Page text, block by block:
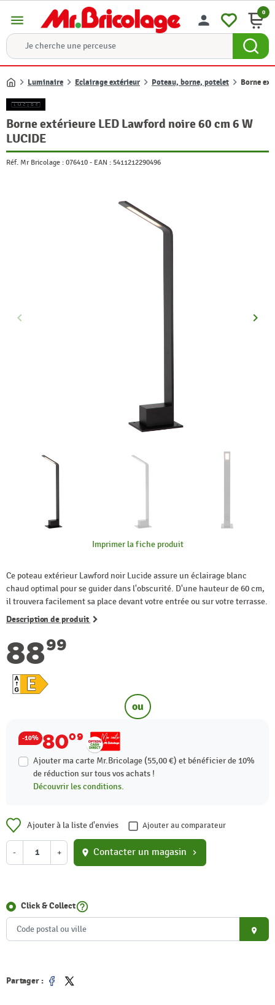
menu person 0
Accueil
Luminaire Eclairage extérieur Poteau, borne, potelet Borne
Borne extérieure LED Lawford noire 60 cm 6 W
LUCIDE
Réf. Mr Bricolage : 076410 - EAN : 5411212290496
Précédent
keyboard_arrow_left keyboard_arrow_right
Imprimer la fiche produit
Ce poteau extérieur Lawford noir Lucide assure un éclairage blanc
chaud optimal pour se guider dans l'obscurité. D'une hauteur de 60 cm,
il trouvera facilement sa place devant votre entrée ou sur votre terrasse.
Description de produit
8899
ou
-10% 8009
Ajouter ma carte Mr.Bricolage (55,00 €) et bénéficier de 10%
de réduction sur tous vos achats !
Découvrir les conditions.
Ajouter à la liste d'envies Ajouter au comparateur
- + location_on Contacter un magasin chevron_right
Click & Collecthelp_outline
place
Partager :
Partager
Tweet